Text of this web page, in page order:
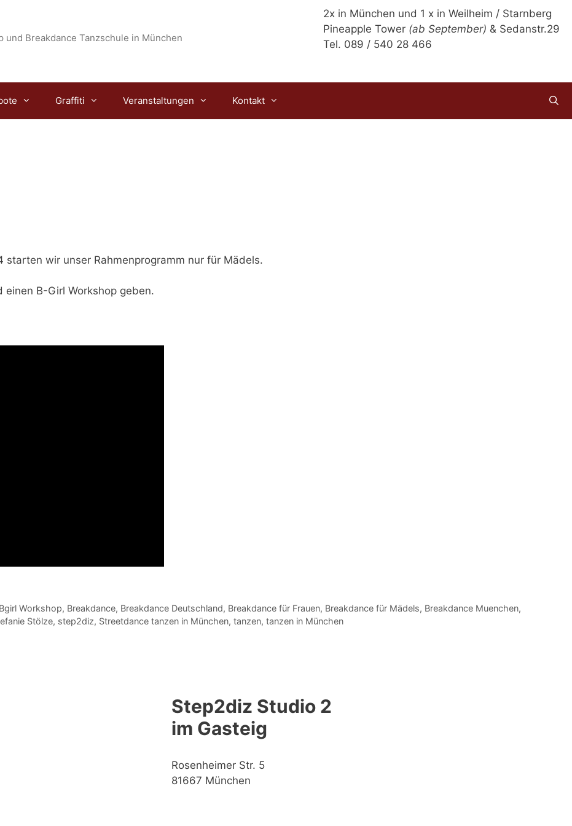
2x in München und 1 x in Weilheim / Starnberg
Pineapple Tower (ab September) & Sedanstr.29
Tel. 089 / 540 28 466
und Breakdance Tanzschule in München
Graffiti Veranstaltungen Kontakt
starten wir unser Rahmenprogramm nur für Mädels.
einen B-Girl Workshop geben.
Bgirl Workshop, Breakdance, Breakdance Deutschland, Breakdance für Frauen, Breakdance für Mädels, Breakdance Muenchen,
Stölze, step2diz, Streetdance tanzen in München, tanzen, tanzen in München
Step2diz Studio 2
im Gasteig
Rosenheimer Str. 5
81667 München